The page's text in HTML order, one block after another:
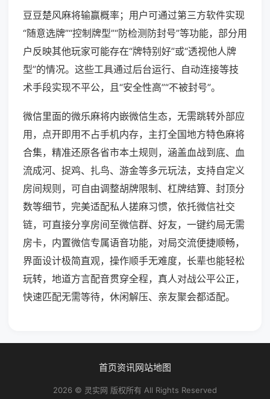
豆豆楚风麻将输赢概率；用户可通过第三方软件实现
“随意选牌”“控制牌型”“防检测防封号”等功能，部分用
户反映其他玩家可能存在“牌特别好”或“透视他人牌
型”的情况。这些工具通过后台运行、自动连接等技
术手段实现不平公，且“安全性高”“不被封号”。
微信里面的微乐麻将内嵌微信生态，无需跳转外部应
用，点开即用不占手机内存，主打全国地方特色麻将
合集，精准还原各省市本土规则，涵盖血战到底、血
流成河、捉鸡、扎鸟、游金等多元玩法，支持自定义
房间规则，可自由调整胡牌限制、杠牌结算、封顶分
数等细节，完美适配私人搓麻习惯，依托微信社交
链，可直接分享房间至微信群、好友，一键约局无需
房卡，内置微信专属语音功能，对局交流便捷顺畅，
界面设计极简直观，操作顺手无难度，长辈也能轻松
玩转，地道方言配音贯穿全程，真人对战公平公正，
快速匹配无需等待，休闲解压、亲友聚会都适配。
首页资讯网站地图
2026 © 灵实网 版权所有 All Rights Reserved